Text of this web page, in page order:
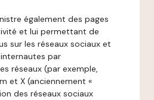
également des pages
et lui permettant de
sur les réseaux sociaux et
par
réseaux (par exemple,
et X (anciennement «
des réseaux sociaux